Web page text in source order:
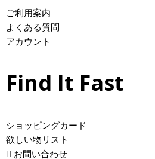
ご利用案内
よくある質問
アカウント
Find It Fast
ショッピングカード
欲しい物リスト
お問い合わせ